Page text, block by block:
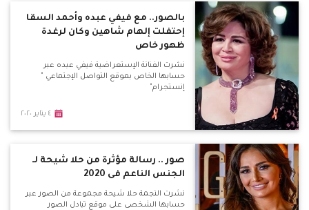
بالصور.. مع فيفي عبده وأحمد السقا
إحتفلت إلهام شاهين وكان لرغدة
ظهور خاص
نشرت الفنانة الإستعراضية فيفي عبده عبر
حسابها الخاص بموقع التواصل الإجتماعي "
إنستجرام"
٤ يناير ٢٠٢٠
صور .. رسالة مؤثرة من حلا شيحة لـ
الجنس الناعم فى 2020
نشرت النجمة حلا شيحة مجموعة من الصور عبر
حسابها الشخصى على موقع تبادل الصور